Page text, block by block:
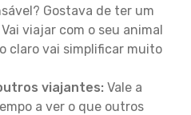
Gostava de ter um
viajar com o seu animal
claro vai simplificar muito
viajantes: Vale a
a ver o que outros